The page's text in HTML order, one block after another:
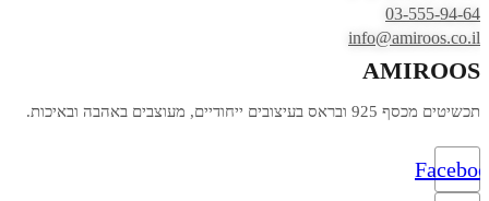
03-555-94-64
info@amiroos.co.il
AMIROOS
תכשיטים מכסף 925 ובראס בעיצובים ייחודיים, מעוצבים באהבה ובאיכות.